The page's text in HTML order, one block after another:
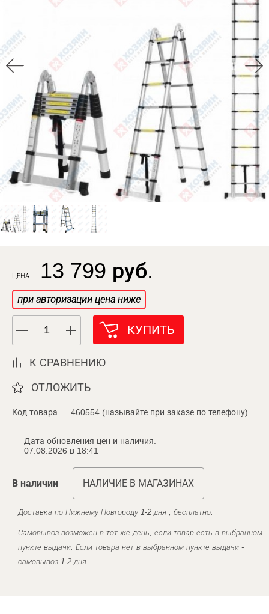
ЦЕНА 13 799 руб.
при авторизации цена ниже
КУПИТЬ
К СРАВНЕНИЮ
ОТЛОЖИТЬ
Код товара — 460554 (называйте при заказе по телефону)
Дата обновления цен и наличия:
07.08.2026 в 18:41
В наличии НАЛИЧИЕ В МАГАЗИНАХ
Доставка по Нижнему Новгороду 1-2 дня , бесплатно.
Самовывоз возможен в тот же день, если товар есть в выбранном
пункте выдачи. Если товара нет в выбранном пункте выдачи -
самовывоз 1-2 дня.